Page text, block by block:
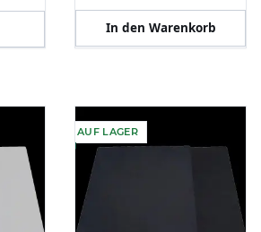
In den Warenkorb
AUF LAGER